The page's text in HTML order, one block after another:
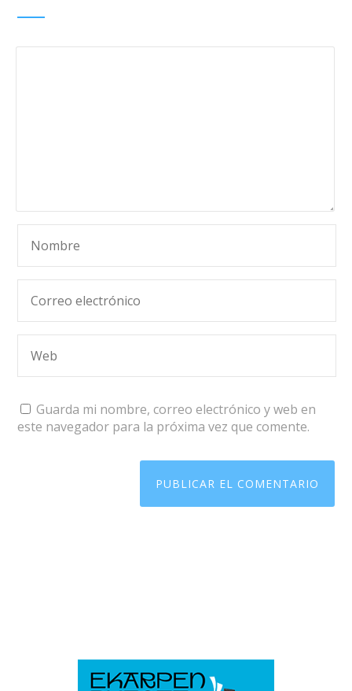
Guarda mi nombre, correo electrónico y web en
este navegador para la próxima vez que comente.